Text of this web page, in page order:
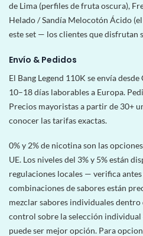
de Lima (perfiles de fruta oscura),
Helado / Sandía Melocotón Ácido
este set — los clientes que disfrutan
Envío & Pedidos
El Bang Legend 110K se envía
10–18 días laborables a Europa.
Precios mayoristas a partir de 30+
conocer las tarifas exactas.
0% y 2% de nicotina son las
UE. Los niveles del 3% y 5% están
regulaciones locales — verifica antes
combinaciones de sabores están
mezclar sabores individuales dentro
control sobre la selección individual
puede ser mejor opción. Para